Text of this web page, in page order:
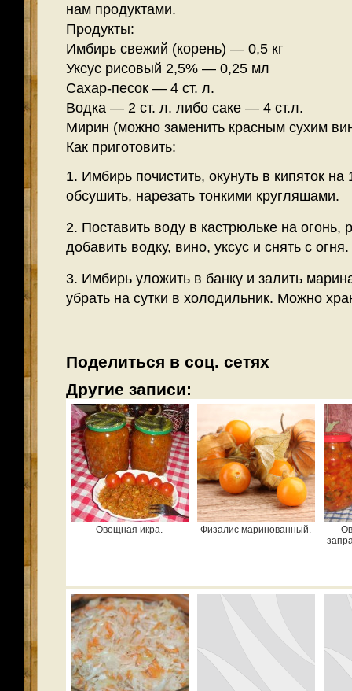
нам продуктами.
Продукты:
Имбирь свежий (корень) — 0,5 кг
Уксус рисовый 2,5% — 0,25 мл
Сахар-песок — 4 ст. л.
Водка — 2 ст. л. либо саке — 4 ст.л.
Мирин (можно заменить красным сухим
Как приготовить:
1. Имбирь почистить, окунуть в кипяток на
обсушить, нарезать тонкими кругляшами.
2. Поставить воду в кастрюльке на огонь,
добавить водку, вино, уксус и снять с огня.
3. Имбирь уложить в банку и залить
убрать на сутки в холодильник. Можно
Поделиться в соц. сетях
Другие записи:
Овощная икра. Физалис маринованный.